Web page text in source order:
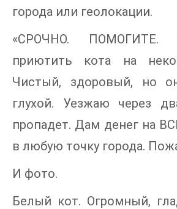
города или геолокации.
«СРОЧНО. ПОМОГИТЕ.
приютить кота на
Чистый, здоровый, но
глухой. Уезжаю через
пропадет. Дам денег на
в любую точку города.
И фото.
Белый кот. Огромный,